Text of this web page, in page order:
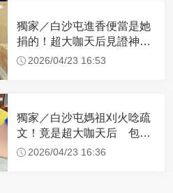
獨家／白沙屯進香便當是她
捐的！超大咖天后見證神
蹟 一靠近媽祖就爆哭
2026/04/23 16:53
獨家／白沙屯媽祖刈火唸疏
文！竟是超大咖天后 包尿
布忍尿5小時不喊累
2026/04/23 16:36